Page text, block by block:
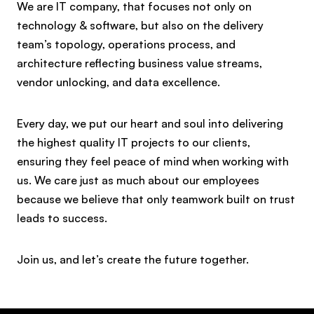
We are IT company, that focuses not only on
technology & software, but also on the delivery
team’s topology, operations process, and
architecture reflecting business value streams,
vendor unlocking, and data excellence.
Every day, we put our heart and soul into delivering
the highest quality IT projects to our clients,
ensuring they feel peace of mind when working with
us. We care just as much about our employees
because we believe that only teamwork built on trust
leads to success.
Join us, and let’s create the future together.